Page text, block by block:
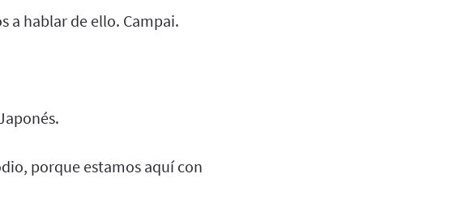
a hablar de ello. Campai.
porque estamos aquí con